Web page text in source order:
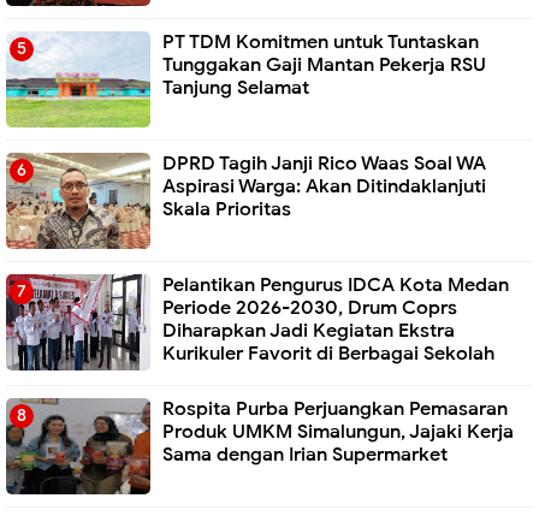
PT TDM Komitmen untuk Tuntaskan
Tunggakan Gaji Mantan Pekerja RSU
Tanjung Selamat
DPRD Tagih Janji Rico Waas Soal WA
Aspirasi Warga: Akan Ditindaklanjuti
Skala Prioritas
Pelantikan Pengurus IDCA Kota Medan
Periode 2026-2030, Drum Coprs
Diharapkan Jadi Kegiatan Ekstra
Kurikuler Favorit di Berbagai Sekolah
Rospita Purba Perjuangkan Pemasaran
Produk UMKM Simalungun, Jajaki Kerja
Sama dengan Irian Supermarket